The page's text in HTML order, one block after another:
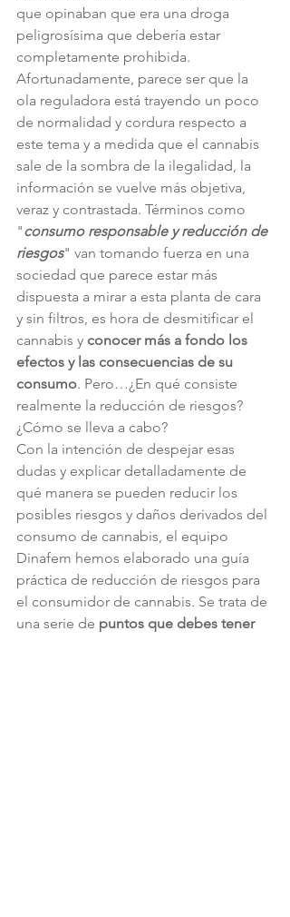
que opinaban que era una droga
peligrosísima que debería estar
completamente prohibida.
Afortunadamente, parece ser que la
ola reguladora está trayendo un poco
de normalidad y cordura respecto a
este tema y a medida que el cannabis
sale de la sombra de la ilegalidad, la
información se vuelve más objetiva,
veraz y contrastada. Términos como
"consumo responsable y reducción de
riesgos" van tomando fuerza en una
sociedad que parece estar más
dispuesta a mirar a esta planta de cara
y sin filtros, es hora de desmitificar el
cannabis y conocer más a fondo los
efectos y las consecuencias de su
consumo. Pero…¿En qué consiste
realmente la reducción de riesgos?
¿Cómo se lleva a cabo?
Con la intención de despejar esas
dudas y explicar detalladamente de
qué manera se pueden reducir los
posibles riesgos y daños derivados del
consumo de cannabis, el equipo
Dinafem hemos elaborado una guía
práctica de reducción de riesgos para
el consumidor de cannabis. Se trata de
una serie de puntos que debes tener